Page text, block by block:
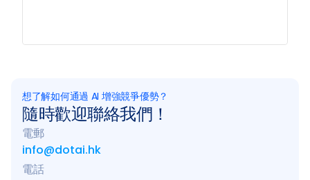
想了解如何通過 AI 增強競爭優勢？
隨時歡迎聯絡我們！
電郵
info@dotai.hk
電話